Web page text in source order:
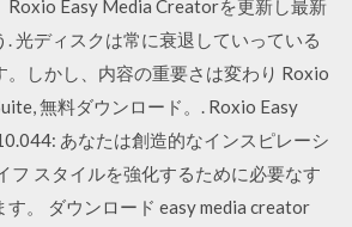
Roxio Easy Media Creatorを更新し最新
光ディスクは常に衰退していっている
。しかし、内容の重要さは変わり Roxio
無料ダウンロード。. Roxio Easy
あなたは創造的なインスピレーシ
フ スタイルを強化するために必要なす
。 ダウンロード easy media creator